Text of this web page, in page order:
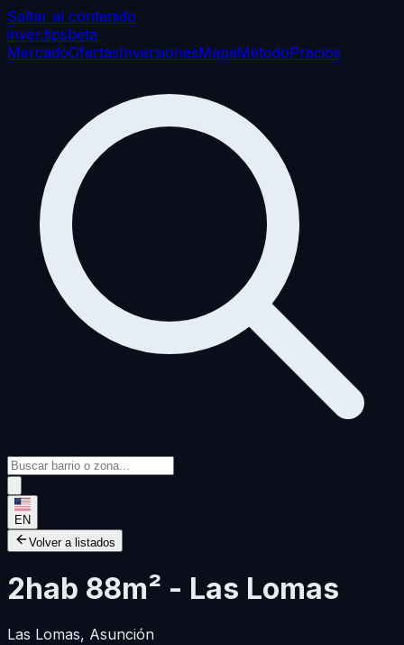
Saltar al contenido
inver.tipsbeta
MercadoOfertasInversionesMapaMétodoPrecios
EN
Volver a listados
2hab 88m² - Las Lomas
Las Lomas, Asunción